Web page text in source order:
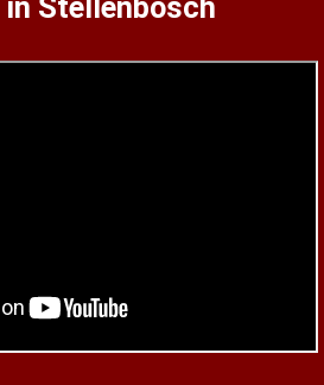
in Stellenbosch